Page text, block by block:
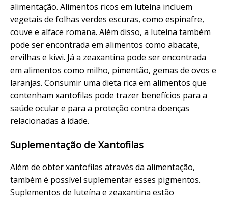
alimentação. Alimentos ricos em luteína incluem
vegetais de folhas verdes escuras, como espinafre,
couve e alface romana. Além disso, a luteína também
pode ser encontrada em alimentos como abacate,
ervilhas e kiwi. Já a zeaxantina pode ser encontrada
em alimentos como milho, pimentão, gemas de ovos e
laranjas. Consumir uma dieta rica em alimentos que
contenham xantofilas pode trazer benefícios para a
saúde ocular e para a proteção contra doenças
relacionadas à idade.
Suplementação de Xantofilas
Além de obter xantofilas através da alimentação,
também é possível suplementar esses pigmentos.
Suplementos de luteína e zeaxantina estão